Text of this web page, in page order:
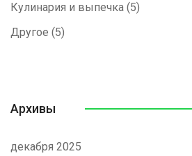
Кулинария и выпечка (5)
Другое (5)
Архивы
декабря 2025